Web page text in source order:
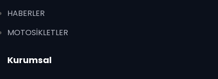
HABERLER
MOTOSİKLETLER
Kurumsal